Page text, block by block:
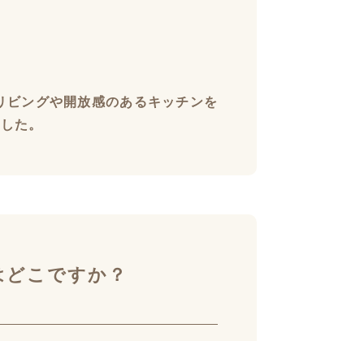
ングや開放感のあるキッチンを
た。
こですか？